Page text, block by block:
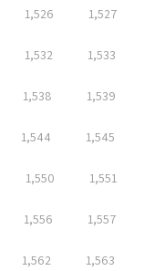
1,526 1,527
1,532 1,533
1,538 1,539
1,544 1,545
1,550 1,551
1,556 1,557
1,562 1,563